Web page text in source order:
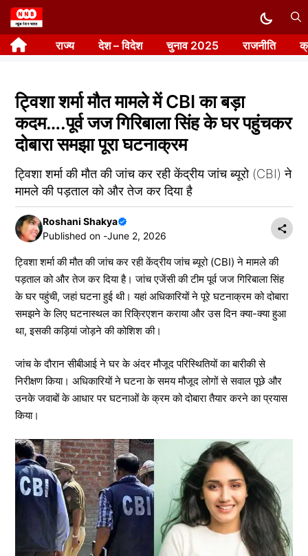
Skip
to
content राज्य देश – विदेश चुनाव 2025 राजनीति
ट्विशा शर्मा मौत मामले में CBI का बड़ा
कदम….पूर्व जज गिरिबाला सिंह के घर पहुंचकर
दोबारा समझा पूरा घटनाक्रम
ट्विशा शर्मा की मौत की जांच कर रही केंद्रीय जांच ब्यूरो (CBI) ने
मामले की पड़ताल को और तेज कर दिया है
Roshani Shakya
Published on -June 2, 2026
ट्विशा शर्मा की मौत की जांच कर रही केंद्रीय जांच ब्यूरो (CBI) ने मामले की
पड़ताल को और तेज कर दिया है। जांच एजेंसी की टीम पूर्व जज गिरिबाला सिंह
के घर पहुंची, जहां घटना हुई थी। यहां अधिकारियों ने पूरे घटनाक्रम को दोबारा
समझने के लिए घटनास्थल का रिक्रिएशन कराया और उस दिन क्या-क्या हुआ
था, इसकी कड़ियां जोड़ने की कोशिश की।
जांच के दौरान सीबीआई ने घर के अंदर मौजूद परिस्थितियों का बारीकी से
निरीक्षण किया। अधिकारियों ने घटना के समय मौजूद लोगों से सवाल पूछे और
उनके जवाबों के आधार पर घटनाओं के क्रम को दोबारा तैयार करने का प्रयास
किया।